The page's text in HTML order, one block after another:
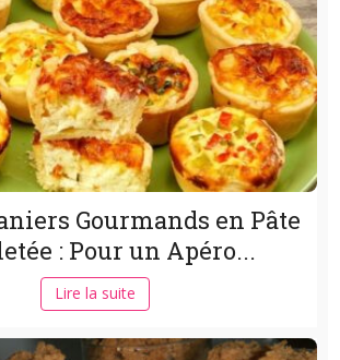
Gourmands en Pâte
: Pour un Apéro...
Lire la suite